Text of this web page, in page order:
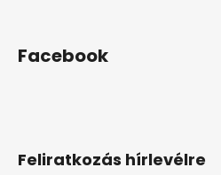
Feliratkozás hírlevélre
Facebook